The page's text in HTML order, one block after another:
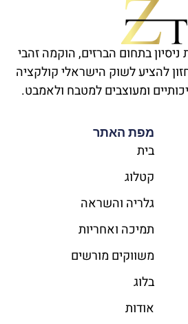
מ-30 שנות ניסיון בתחום הברזים, הוקמה זהבי
2013 עם חזון להציע לשוק הישראלי קולקציה
ומעוצבים למטבח ולאמבט.
מפת האתר
בית
קטלוג
גלריה והשראה
תמיכה ואחריות
משווקים מורשים
בלוג
אודות